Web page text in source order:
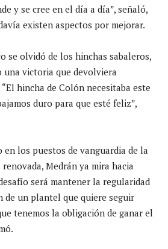
y se cree en el día a día”, señaló,
existen aspectos por mejorar.
se olvidó de los hinchas sabaleros,
una victoria que devolviera
hincha de Colón necesitaba este
duro para que esté feliz”,
en los puestos de vanguardia de la
Medrán ya mira hacia
será mantener la regularidad
de un plantel que quiere seguir
tenemos la obligación de ganar el